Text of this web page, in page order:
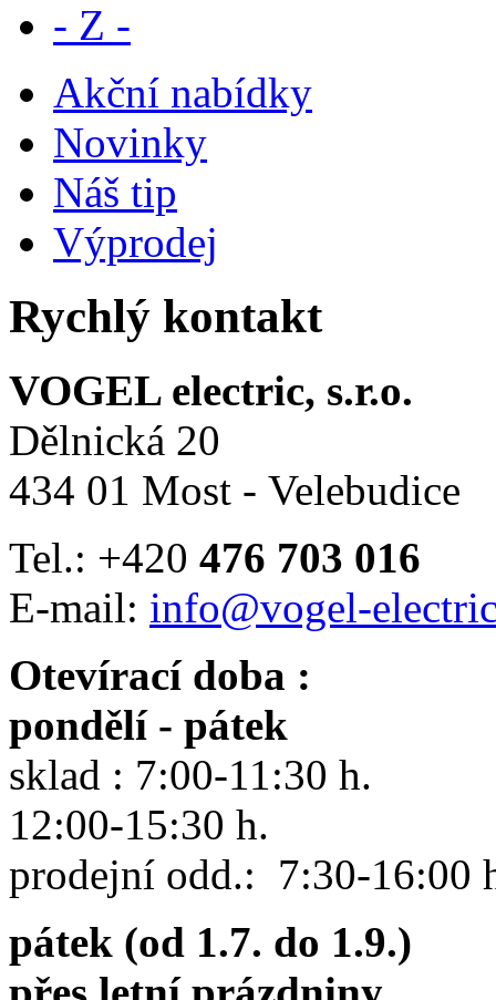
- Z -
Akční nabídky
Novinky
Náš tip
Výprodej
Rychlý kontakt
VOGEL electric, s.r.o.
Dělnická 20
434 01 Most - Velebudice
Tel.: +420 476 703 016
E-mail: info@vogel-
Otevírací doba :
pondělí - pátek
sklad : 7:00-11:30 h.
12:00-15:30 h.
prodejní odd.: 7:30-16:00
pátek (od 1.7. do 1.9.)